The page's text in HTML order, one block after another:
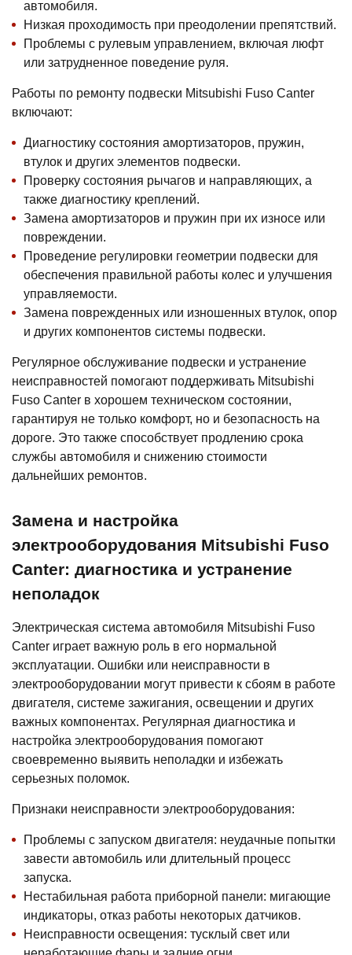
автомобиля.
Низкая проходимость при преодолении препятствий.
Проблемы с рулевым управлением, включая люфт
или затрудненное поведение руля.
Работы по ремонту подвески Mitsubishi Fuso Canter
включают:
Диагностику состояния амортизаторов, пружин,
втулок и других элементов подвески.
Проверку состояния рычагов и направляющих, а
также диагностику креплений.
Замена амортизаторов и пружин при их износе или
повреждении.
Проведение регулировки геометрии подвески для
обеспечения правильной работы колес и улучшения
управляемости.
Замена поврежденных или изношенных втулок, опор
и других компонентов системы подвески.
Регулярное обслуживание подвески и устранение
неисправностей помогают поддерживать Mitsubishi
Fuso Canter в хорошем техническом состоянии,
гарантируя не только комфорт, но и безопасность на
дороге. Это также способствует продлению срока
службы автомобиля и снижению стоимости
дальнейших ремонтов.
Замена и настройка
электрооборудования Mitsubishi Fuso
Canter: диагностика и устранение
неполадок
Электрическая система автомобиля Mitsubishi Fuso
Canter играет важную роль в его нормальной
эксплуатации. Ошибки или неисправности в
электрооборудовании могут привести к сбоям в работе
двигателя, системе зажигания, освещении и других
важных компонентах. Регулярная диагностика и
настройка электрооборудования помогают
своевременно выявить неполадки и избежать
серьезных поломок.
Признаки неисправности электрооборудования:
Проблемы с запуском двигателя: неудачные попытки
завести автомобиль или длительный процесс
запуска.
Нестабильная работа приборной панели: мигающие
индикаторы, отказ работы некоторых датчиков.
Неисправности освещения: тусклый свет или